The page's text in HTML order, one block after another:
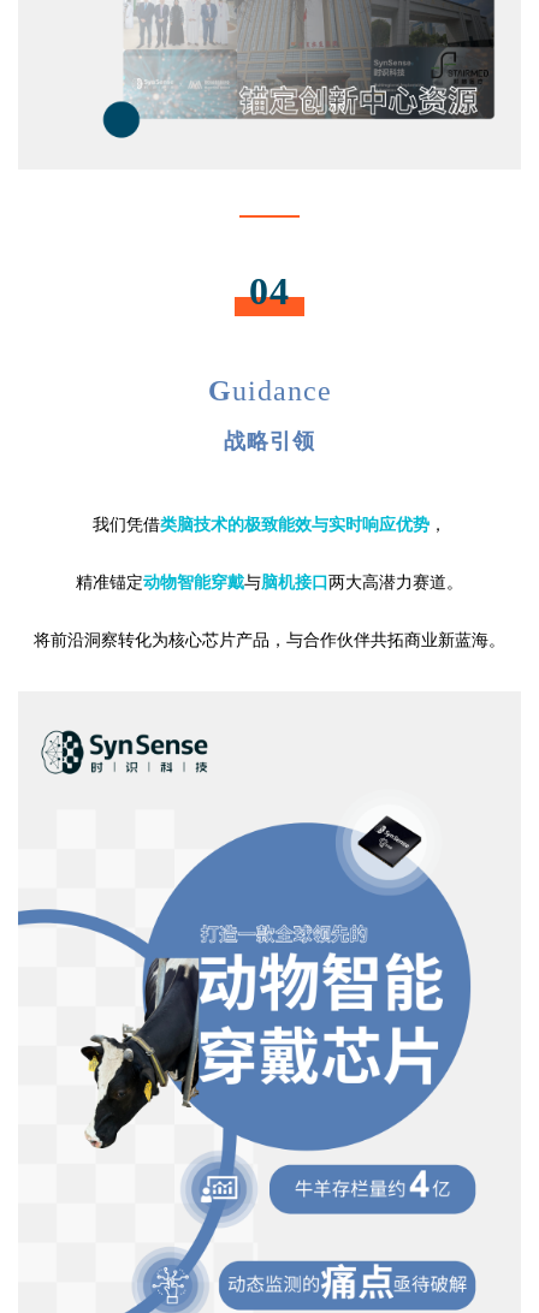
04
Guidance
战略引领
我们凭借类脑技术的极致能效与实时响应优势 ，
精准锚定动物智能穿戴与脑机接口两大高潜力赛道。
将前沿洞察转化为核心芯片产品，与合作伙伴共拓商业新蓝海。